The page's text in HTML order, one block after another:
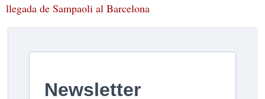
llegada de Sampaoli al Barcelona